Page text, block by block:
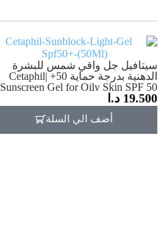
سيتافيل جل واقي شمس للبشرة
الدهنية بدرجة حماية 50+ |Cetaphil
Sunscreen Gel for Oily Skin SPF 50
19.500 د.ا
أضف الي السلة